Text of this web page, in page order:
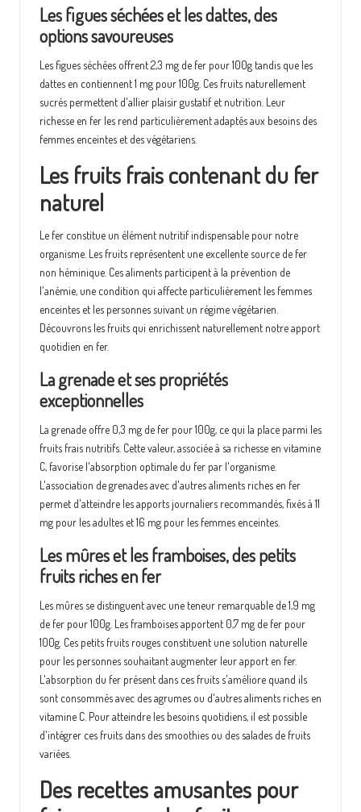
Les figues séchées et les dattes, des
options savoureuses
Les figues séchées offrent 2,3 mg de fer pour 100g tandis que les
dattes en contiennent 1 mg pour 100g. Ces fruits naturellement
sucrés permettent d'allier plaisir gustatif et nutrition. Leur
richesse en fer les rend particulièrement adaptés aux besoins des
femmes enceintes et des végétariens.
Les fruits frais contenant du fer
naturel
Le fer constitue un élément nutritif indispensable pour notre
organisme. Les fruits représentent une excellente source de fer
non héminique. Ces aliments participent à la prévention de
l'anémie, une condition qui affecte particulièrement les femmes
enceintes et les personnes suivant un régime végétarien.
Découvrons les fruits qui enrichissent naturellement notre apport
quotidien en fer.
La grenade et ses propriétés
exceptionnelles
La grenade offre 0,3 mg de fer pour 100g, ce qui la place parmi les
fruits frais nutritifs. Cette valeur, associée à sa richesse en vitamine
C, favorise l'absorption optimale du fer par l'organisme.
L'association de grenades avec d'autres aliments riches en fer
permet d'atteindre les apports journaliers recommandés, fixés à 11
mg pour les adultes et 16 mg pour les femmes enceintes.
Les mûres et les framboises, des petits
fruits riches en fer
Les mûres se distinguent avec une teneur remarquable de 1,9 mg
de fer pour 100g. Les framboises apportent 0,7 mg de fer pour
100g. Ces petits fruits rouges constituent une solution naturelle
pour les personnes souhaitant augmenter leur apport en fer.
L'absorption du fer présent dans ces fruits s'améliore quand ils
sont consommés avec des agrumes ou d'autres aliments riches en
vitamine C. Pour atteindre les besoins quotidiens, il est possible
d'intégrer ces fruits dans des smoothies ou des salades de fruits
variées.
Des recettes amusantes pour